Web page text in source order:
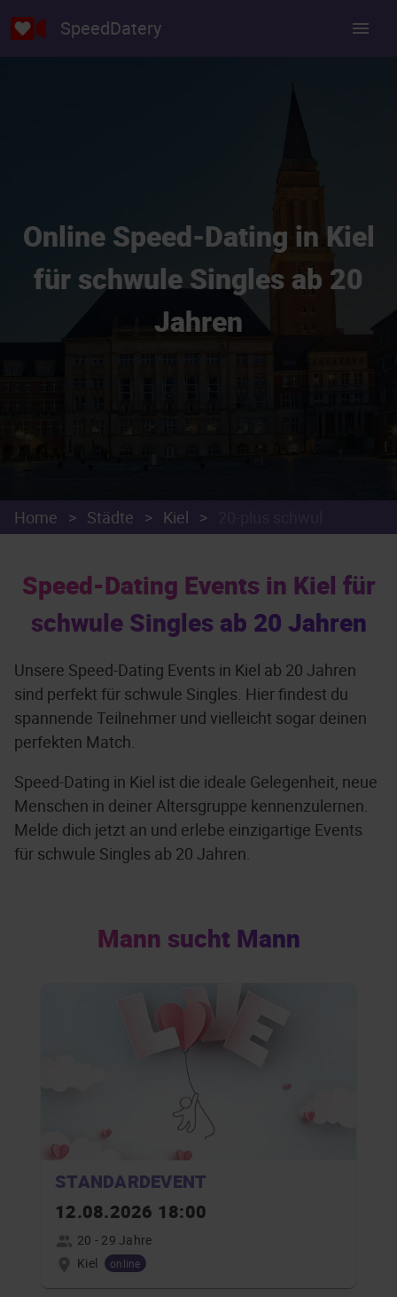
SpeedDatery
Online Speed-Dating in Kiel
für schwule Singles ab 20
Jahren
Home > Städte > Kiel >
Speed-Dating Events in Kiel für
schwule Singles ab 20 Jahren
Unsere Speed-Dating Events in Kiel ab 20 Jahren
sind perfekt für schwule Singles. Hier findest du
spannende Teilnehmer und vielleicht sogar deinen
perfekten Match.
Speed-Dating in Kiel ist die ideale Gelegenheit, neue
Menschen in deiner Altersgruppe kennenzulernen.
Melde dich jetzt an und erlebe einzigartige Events
für schwule Singles ab 20 Jahren.
Mann sucht Mann
STANDARDEVENT
12.08.2026 18:00
20 - 29 Jahre
Kiel
online